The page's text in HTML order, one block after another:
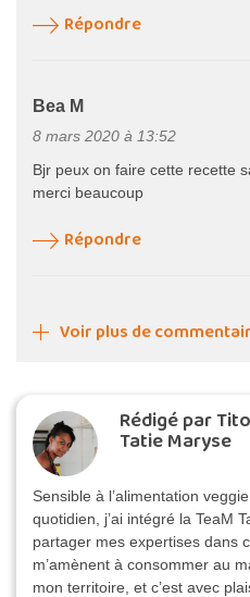
Répondre
Bea M
8 mars 2020 à 13:52
Bjr peux on faire cette recette
merci beaucoup
Répondre
Voir plus de
Rédigé par
Tatie Maryse
Sensible à l’alimentation
quotidien, j’ai intégré la TeaM
partager mes expertises dans
m’amènent à consommer au
mon territoire, et c’est avec